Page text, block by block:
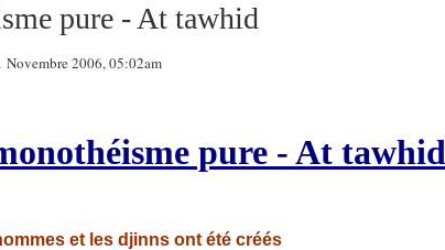
pure - At tawhid
2006, 05:02am
pure - At
et les djinns ont été créés